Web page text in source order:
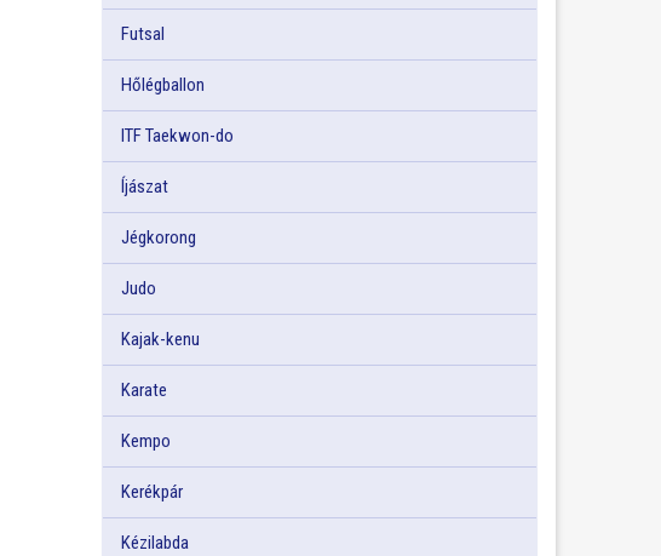
Futsal
Hőlégballon
ITF Taekwon-do
Íjászat
Jégkorong
Judo
Kajak-kenu
Karate
Kempo
Kerékpár
Kézilabda